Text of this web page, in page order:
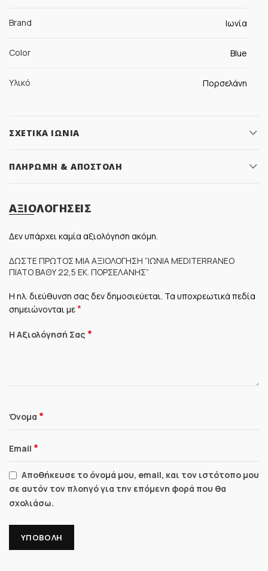
Brand Ιωνία
Color Blue
Υλικό Πορσελάνη
ΣΧΕΤΙΚΆ ΙΩΝΊΑ
ΠΛΗΡΩΜΉ & ΑΠΟΣΤΟΛΉ
ΑΞΙΟΛΟΓΉΣΕΙΣ
Δεν υπάρχει καμία αξιολόγηση ακόμη.
ΔΏΣΤΕ ΠΡΏΤΟΣ ΜΊΑ ΑΞΙΟΛΌΓΗΣΗ “ΙΩΝΊΑ MEDITERRANEO
ΠΙΆΤΟ ΒΑΘΎ 22,5 ΕΚ. ΠΟΡΣΕΛΆΝΗΣ”
Η ηλ. διεύθυνση σας δεν δημοσιεύεται. Τα υποχρεωτικά πεδία
σημειώνονται με*
Η Αξιολόγησή Σας *
Όνομα *
Email *
Αποθήκευσε το όνομά μου, email, και τον ιστότοπο μου
σε αυτόν τον πλοηγό για την επόμενη φορά που θα
σχολιάσω.